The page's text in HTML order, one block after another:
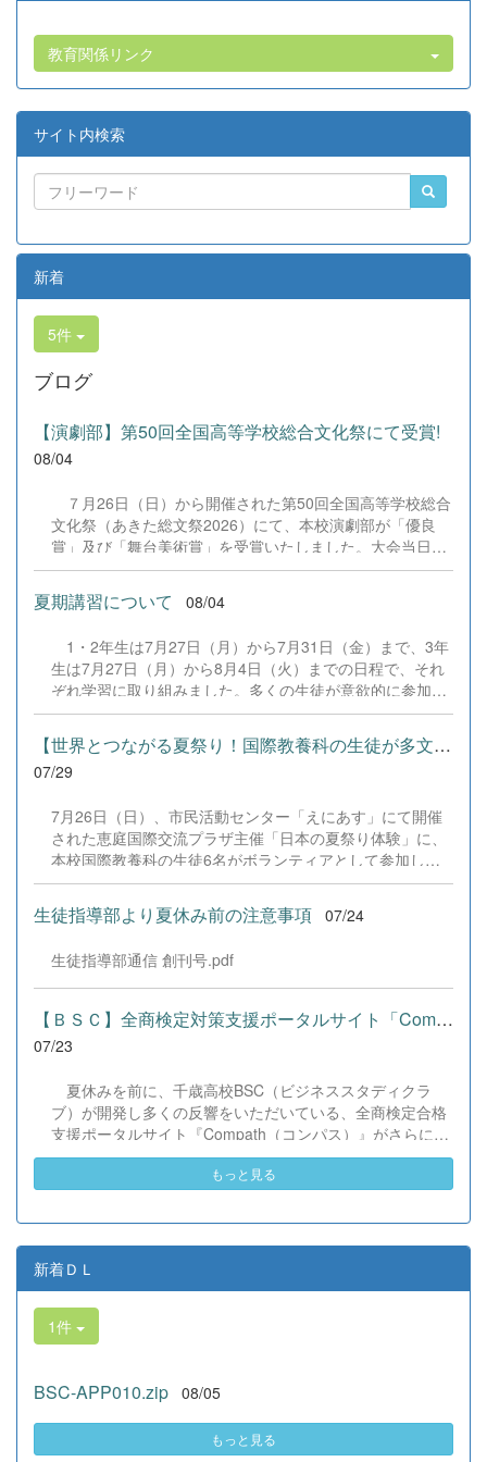
教育関係リンク
サイト内検索
新着
5件
ブログ
【演劇部】第50回全国高等学校総合文化祭にて受賞!
08/04
７月26日（日）から開催された第50回全国高等学校総合
文化祭（あきた総文祭2026）にて、本校演劇部が「優良
賞」及び「舞台美術賞」を受賞いたしました。大会当日
は、本校の部員たちもこれまで積み重ねてきた練習の成果
を存分に発揮し、堂々と舞台に立ちました。緊張感のある
全国の舞台において、一人一人が役割を果たし、心を込め
の全国大会出場にあたり、多大なるご支援・ご協力をいた
だきました企業の皆様、ならびに心温まるご寄付や温かい
ご声援を寄せてくださった地域の皆様方に、心より感謝申
し上げます。皆様からの温かいご支援が部員たちの大きな
励みとなり、全国の舞台で最高のパフォーマンスと演技を
届けることができました。今回の経験を糧に、さらに表現
本校演劇部への変わらぬご声援をよろしくお願いいたしま
す。 &nbsp;
夏期講習について 08/04
1・2年生は7月27日（月）から7月31日（金）まで、3年
生は7月27日（月）から8月4日（火）までの日程で、それ
ぞれ学習に取り組みました。多くの生徒が意欲的に参加
し、これまでの学習内容の復習や発展的な内容、受験に向
けた学習などに真剣に取り組む姿が見られました。夏期講
習で身に付けた学習習慣や知識を、今後の学校生活や学習
に生かし、一人一人がさらなる成長につなげてくれること
【世界とつながる夏祭り！国際教養科の生徒が多文化共生ボランテ...
07/29
7月26日（日）、市民活動センター「えにあす」にて開催
された恵庭国際交流プラザ主催「日本の夏祭り体験」に、
本校国際教養科の生徒6名がボランティアとして参加しま
した！ 会場にはウクライナ、ネパール、アフガニスタンな
ど多国籍な参加者が集まり、ヨーヨー釣りや綿あめ、盆踊
りなどを満喫。浴衣姿でイベントを彩った1年生や、経験
葉や国境を超えて笑顔で交流を深めました。 主催者の方か
らは、「国籍や年齢を問わず笑顔で寄り添い、自分で考え
て動く姿が素晴らしい。異文化理解のマインドが自然と身
についている」と、賞賛の声をいただきました！ 教室の中
だけでなく、地域や世界という広いフィールドで本領を発
姿に、誇らしさでいっぱいです。 教養科生、どんどん外へ
飛び出そう！ その温かい心と行動力を磨き、世界を笑顔に
する魅力的な人材へ成長していく皆さんを応援していま
す！
生徒指導部より夏休み前の注意事項 07/24
生徒指導部通信 創刊号.pdf
【ＢＳＣ】全商検定対策支援ポータルサイト「Compath（コンパス）...
07/23
夏休みを前に、千歳高校BSC（ビジネススタディクラ
ブ）が開発し多くの反響をいただいている、全商検定合格
支援ポータルサイト『Compath（コンパス）』がさらにバ
ージョンアップいたしました。 今回もユーザーの皆様か
らいただいたアンケートのご意見をもとに、BSC部員のプ
の実装までを行いました。今回のアップデートでは、ビジ
ネス計算・簿記・ビジネス文書・情報処理・商業経済・財
務分析・ビジネスコミュニケーションなど各ジャンルに及
ぶ計79件の更新プログラムを一挙にリリースしました。
具体的には、各検定問題数の大幅増加をはじめ、英語翻訳
機能の追加、フォント拡大など視認性の改善、SEO対策
（タグの最適化）によるサイト動作の快適化を実施しまし
も生徒たちの技術と発想力でより学びやすいサイトへと進
た『Compath（コンパス）』をご活用ください。 全商検定
もっと見る
新着ＤＬ
1件
BSC-APP010.zip 08/05
もっと見る